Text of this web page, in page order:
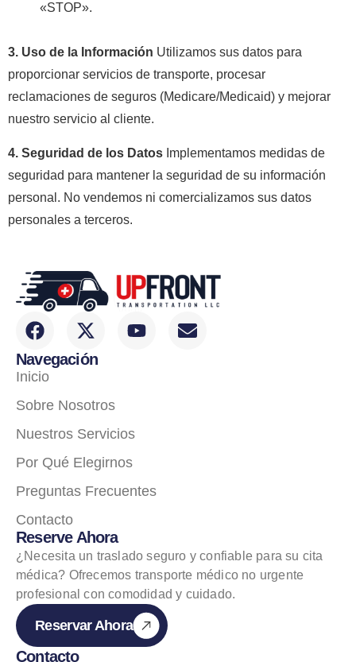
«STOP».
3. Uso de la Información Utilizamos sus datos para
proporcionar servicios de transporte, procesar
reclamaciones de seguros (Medicare/Medicaid) y mejorar
nuestro servicio al cliente.
4. Seguridad de los Datos Implementamos medidas de
seguridad para mantener la seguridad de su información
personal. No vendemos ni comercializamos sus datos
personales a terceros.
Reserve Ahora
¿Necesita un traslado seguro y confiable para su cita
médica? Ofrecemos transporte médico no urgente
profesional con comodidad y cuidado.
Reservar Ahora
Navegación
Inicio
Sobre Nosotros
Nuestros Servicios
Por Qué Elegirnos
Preguntas Frecuentes
Contacto
Contacto